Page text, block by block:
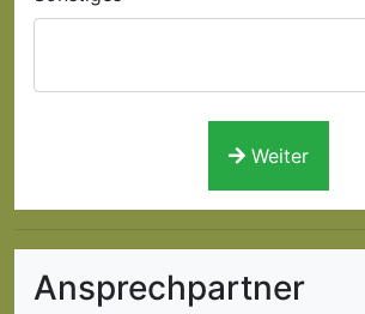
Weiter
Ansprechpartner